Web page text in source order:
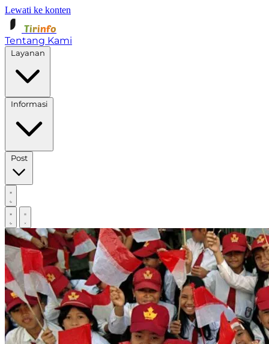
Lewati ke konten
Tirinfo
Tentang Kami
Post